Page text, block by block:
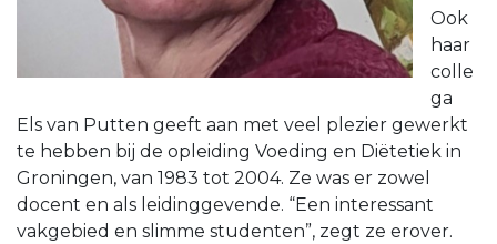
Ook
haar
colle
ga
Els van Putten geeft aan met veel plezier gewerkt
te hebben bij de opleiding Voeding en Diëtetiek in
Groningen, van 1983 tot 2004. Ze was er zowel
docent en als leidinggevende. “Een interessant
vakgebied en slimme studenten”, zegt ze erover.